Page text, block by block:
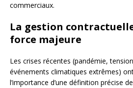
commerciaux.
La gestion
force majeure
Les crises récentes (pandémie,
événements climatiques extrêmes)
l’importance d’une définition précise